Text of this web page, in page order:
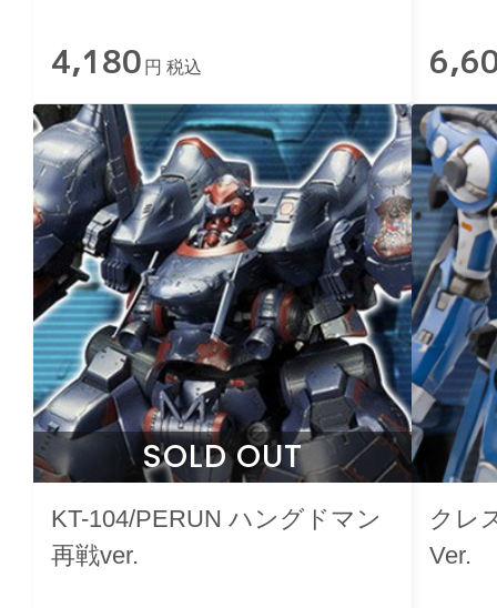
4,180 円 税込
SOLD OUT
KT-104/PERUN ハングドマン
再戦ver.
クレ
Ver.